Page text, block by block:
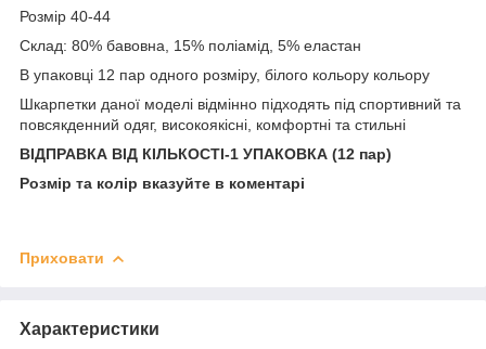
Розмір 40-44
Склад: 80% бавовна, 15% поліамід, 5% еластан
В упаковці 12 пар одного розміру, білого кольору кольору
Шкарпетки даної моделі відмінно підходять під спортивний та
повсякденний одяг, високоякісні, комфортні та стильні
ВІДПРАВКА ВІД КІЛЬКОСТІ-1 УПАКОВКА (12 пар)
Розмір та колір вказуйте в коментарі
Приховати
Характеристики